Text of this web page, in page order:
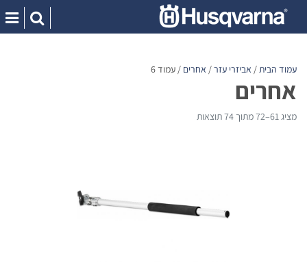
content
עמוד הבית/ אביזרי עזר/ אחרים / עמוד 6
אחרים
מציג 61–72 מתוך 74 תוצאות